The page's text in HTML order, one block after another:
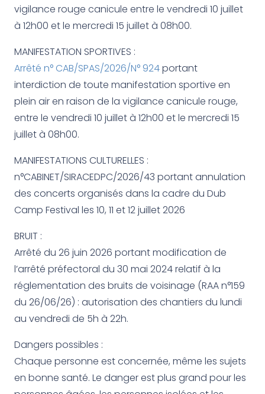
vigilance rouge canicule entre le vendredi 10 juillet
à 12h00 et le mercredi 15 juillet à 08h00.
MANIFESTATION SPORTIVES :
Arrêté n° CAB/SPAS/2026/N° 924portant
interdiction de toute manifestation sportive en
plein air en raison de la vigilance canicule rouge,
entre le vendredi 10 juillet à 12h00 et le mercredi 15
juillet à 08h00.
MANIFESTATIONS CULTURELLES :
n°CABINET/SIRACEDPC/2026/43 portant annulation
des concerts organisés dans la cadre du Dub
Camp Festival les 10, 11 et 12 juillet 2026
BRUIT :
Arrêté du 26 juin 2026 portant modification de
l’arrêté préfectoral du 30 mai 2024 relatif à la
réglementation des bruits de voisinage (RAA n°159
du 26/06/26) : autorisation des chantiers du lundi
au vendredi de 5h à 22h.
Dangers possibles :
Chaque personne est concernée, même les sujets
en bonne santé. Le danger est plus grand pour les